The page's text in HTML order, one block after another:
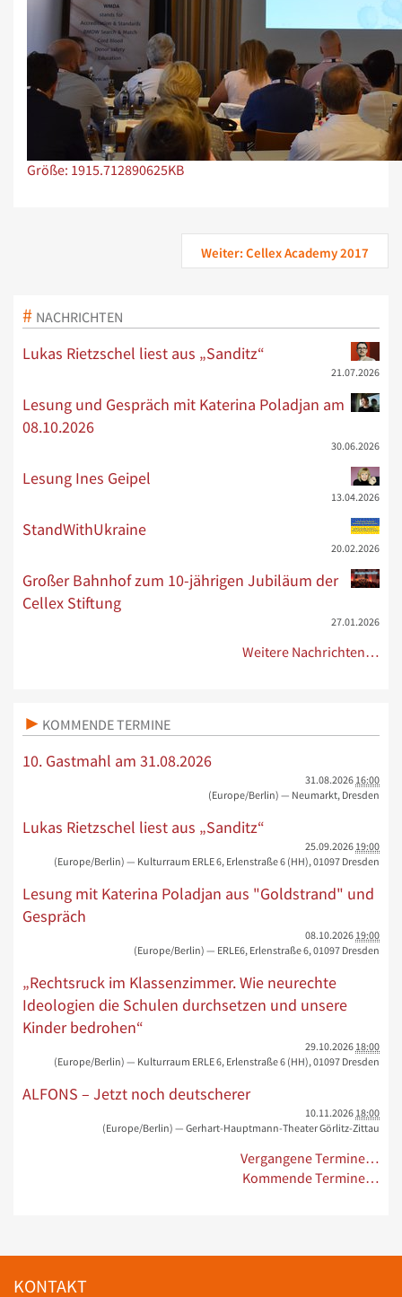
Zeige Bild in voller Größe…
Größe: 1915.712890625KB
Weiter: Cellex Academy 2017
NACHRICHTEN
Lukas Rietzschel liest aus „Sanditz“
21.07.2026
Lesung und Gespräch mit Katerina Poladjan am
08.10.2026
30.06.2026
Lesung Ines Geipel
13.04.2026
StandWithUkraine
20.02.2026
Großer Bahnhof zum 10-jährigen Jubiläum der
Cellex Stiftung
27.01.2026
Weitere Nachrichten…
KOMMENDE TERMINE
10. Gastmahl am 31.08.2026
31.08.2026 16:00
(Europe/Berlin) — Neumarkt, Dresden
Lukas Rietzschel liest aus „Sanditz“
25.09.2026 19:00
(Europe/Berlin) — Kulturraum ERLE 6, Erlenstraße 6 (HH), 01097 Dresden
Lesung mit Katerina Poladjan aus "Goldstrand" und
Gespräch
08.10.2026 19:00
(Europe/Berlin) — ERLE6, Erlenstraße 6, 01097 Dresden
„Rechtsruck im Klassenzimmer. Wie neurechte
Ideologien die Schulen durchsetzen und unsere
Kinder bedrohen“
29.10.2026 18:00
(Europe/Berlin) — Kulturraum ERLE 6, Erlenstraße 6 (HH), 01097 Dresden
ALFONS – Jetzt noch deutscherer
10.11.2026 18:00
(Europe/Berlin) — Gerhart-Hauptmann-Theater Görlitz-Zittau
Vergangene Termine…
Kommende Termine…
KONTAKT